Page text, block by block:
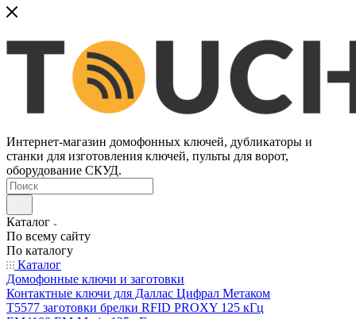
Интернет-магазин домофонных ключей, дубликаторы и
станки для изготовления ключей, пульты для ворот,
оборудование СКУД.
Каталог
По всему сайту
По каталогу
Каталог
Домофонные ключи и заготовки
Контактные ключи для Даллас Цифрал Метаком
T5577 заготовки брелки RFID PROXY 125 кГц